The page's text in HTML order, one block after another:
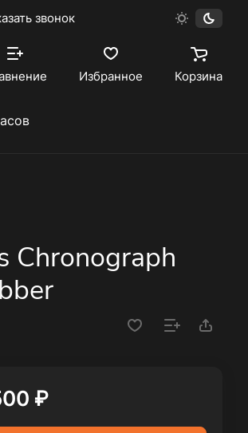
звонок
Избранное Корзина
Chronograph
₽